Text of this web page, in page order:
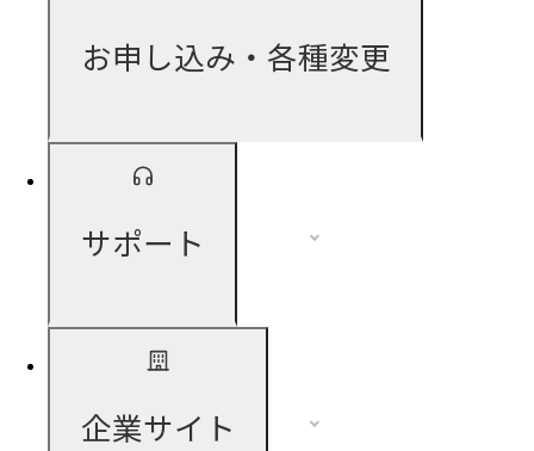
お申し込み・各種変更
サポート
企業サイト